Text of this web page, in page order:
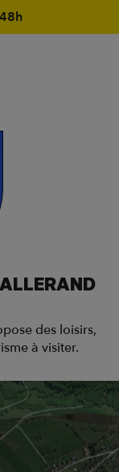
des loisirs,
à visiter.